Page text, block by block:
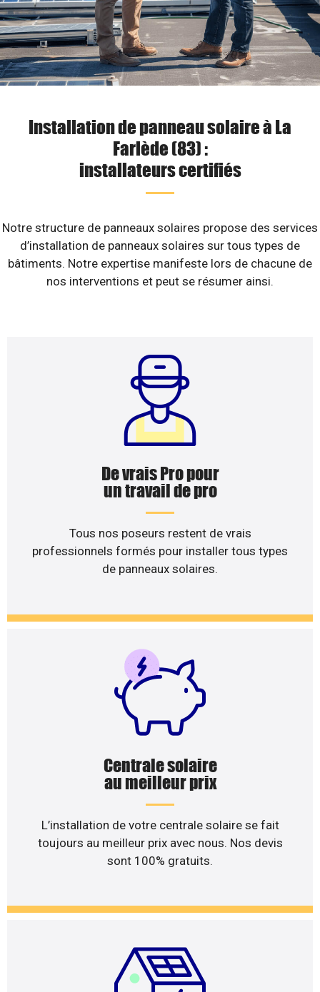
Installation de panneau solaire à La
Farlède (83) :
installateurs certifiés
Notre structure de panneaux solaires propose des services
d’installation de panneaux solaires sur tous types de
bâtiments. Notre expertise manifeste lors de chacune de
nos interventions et peut se résumer ainsi.
De vrais Pro pour
un travail de pro
Tous nos poseurs restent de vrais
professionnels formés pour installer tous types
de panneaux solaires.
Centrale solaire
au meilleur prix
L’installation de votre centrale solaire se fait
toujours au meilleur prix avec nous. Nos devis
sont 100% gratuits.